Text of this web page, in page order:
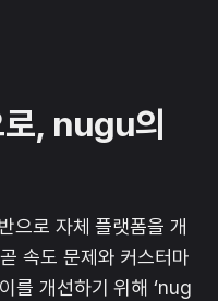
, nugu의
으로 자체 플랫폼을 개
속도 문제와 커스터마
를 개선하기 위해 ‘nug